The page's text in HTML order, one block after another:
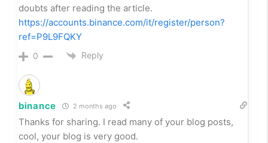
doubts after reading the article.
https://accounts.binance.com/it/register/person?
ref=P9L9FQKY
0 Reply
binance 2 months ago
Thanks for sharing. I read many of your blog posts,
cool, your blog is very good.